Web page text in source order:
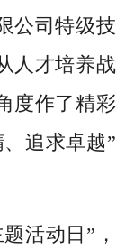
公司特级技
人才培养战
度作了精彩
追求卓越”
活动日”，